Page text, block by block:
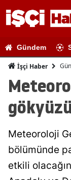
Gündem
İşçi Haber
Meteoroloji
bölümünde
etkili